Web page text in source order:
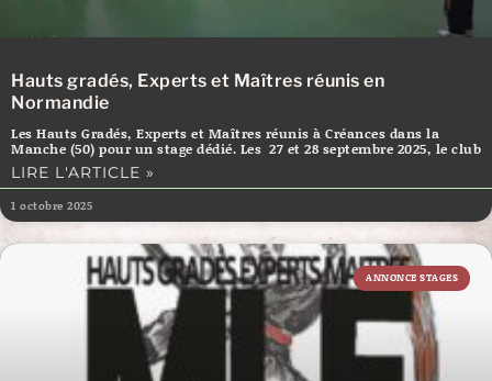
Hauts gradés, Experts et Maîtres réunis en
Normandie
Les Hauts Gradés, Experts et Maîtres réunis à Créances dans la
Manche (50) pour un stage dédié. Les 27 et 28 septembre 2025, le club
LIRE L'ARTICLE »
1 octobre 2025
ANNONCE STAGES